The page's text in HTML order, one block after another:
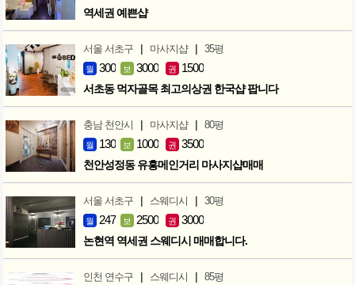
역세권 예쁜샵
서울 서초구 | 마사지샵 | 35평
월 300 보 3000 권 1500
서초동 먹자골목 최고의상권 한국샵 팝니다
충남 천안시 | 마사지샵 | 80평
월 130 보 1000 권 3500
천안성정동 유흥메인거리 마사지샵매매
서울 서초구 | 스웨디시 | 30평
월 247 보 2500 권 3000
논현역 역세권 스웨디시 매매합니다.
인천 연수구 | 스웨디시 | 85평